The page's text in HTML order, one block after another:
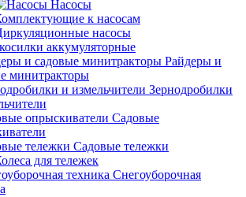
Насосы
к насосам
насосы
аккумуляторные
Райдеры и
минитракторы
Зернодробилки
Садовые
Садовые тележки
для тележек
Снегоуборочная